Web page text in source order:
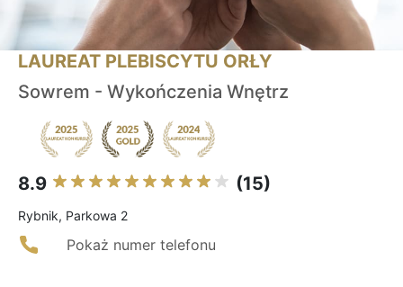
LAUREAT PLEBISCYTU ORŁY
Sowrem - Wykończenia Wnętrz
8.9 (15)
Rybnik, Parkowa 2
Pokaż numer telefonu